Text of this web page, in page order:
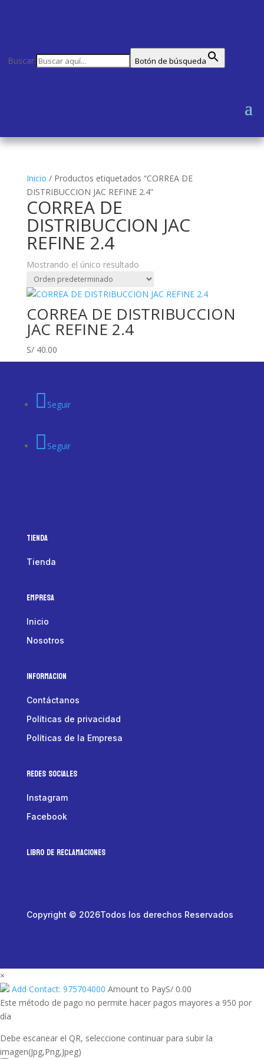
Buscar: Botón de búsqueda
Inicio / Productos etiquetados “CORREA DE
DISTRIBUCCION JAC REFINE 2.4”
CORREA DE
DISTRIBUCCION JAC
REFINE 2.4
Mostrando el único resultado
CORREA DE DISTRIBUCCION
JAC REFINE 2.4
S/40.00
Seguir
Seguir
Tienda
Tienda
Empresa
Inicio
Nosotros
Informacion
Contáctanos
Políticas de privacidad
Políticas de la Empresa
Redes Sociales
Instagram
Facebook
LIBRO DE RECLAMACIONES
Copyright © 2026Todos los derechos Reservados
×
Add Contact: 975704000 Amount to PayS/ 0.00
Este método de pago no permite hacer pagos mayores a 950 por
día
Debe escanear el QR, seleccione continuar para subir la
imagen(Jpg,Png,Jpeg)